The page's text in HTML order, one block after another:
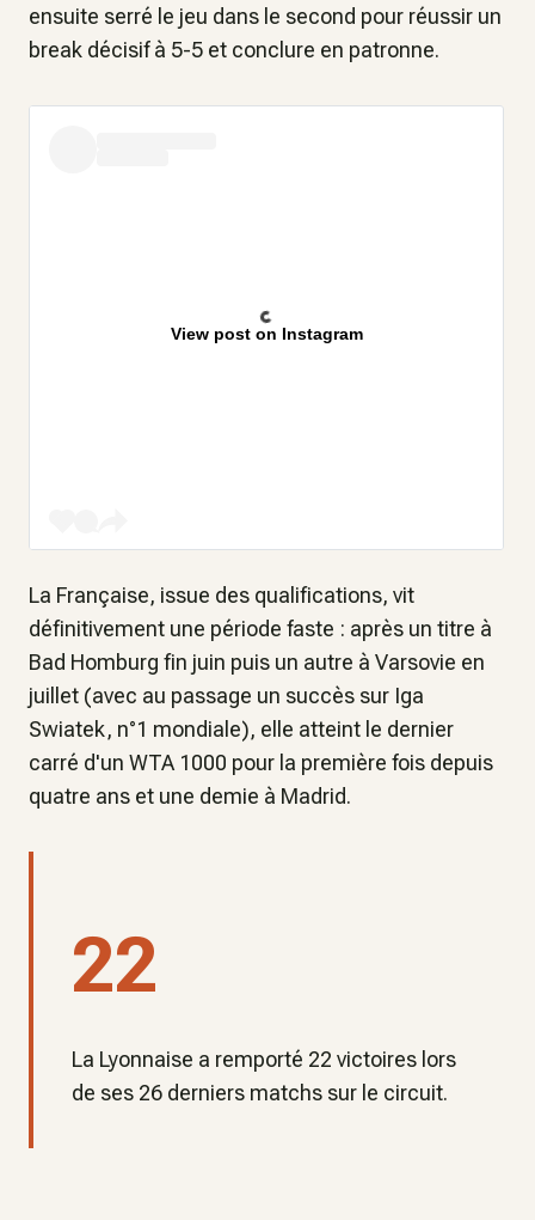
ensuite serré le jeu dans le second pour réussir un
break décisif à 5-5 et conclure en patronne.
View post on Instagram
La Française, issue des qualifications, vit
définitivement une période faste : après un titre à
Bad Homburg fin juin puis un autre à Varsovie en
juillet (avec au passage un succès sur Iga
Swiatek, n°1 mondiale), elle atteint le dernier
carré d'un WTA 1000 pour la première fois depuis
quatre ans et une demie à Madrid.
22
La Lyonnaise a remporté 22 victoires lors
de ses 26 derniers matchs sur le circuit.